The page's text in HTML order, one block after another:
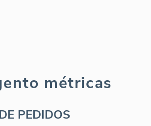
métricas
PEDIDOS